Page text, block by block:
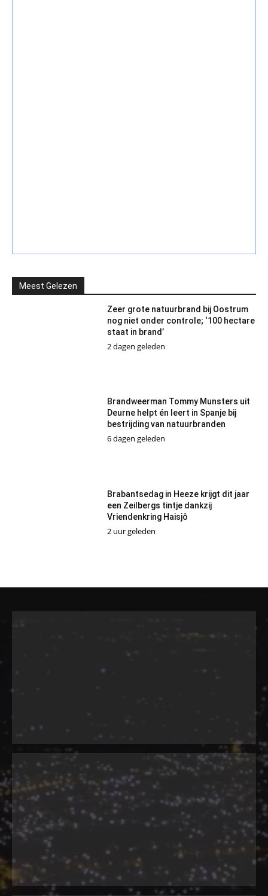
Meest Gelezen
Zeer grote natuurbrand bij Oostrum
nog niet onder controle; ‘100 hectare
staat in brand’
2 dagen geleden
Brandweerman Tommy Munsters uit
Deurne helpt én leert in Spanje bij
bestrijding van natuurbranden
6 dagen geleden
Brabantsedag in Heeze krijgt dit jaar
een Zeilbergs tintje dankzij
Vriendenkring Haisjô
2 uur geleden